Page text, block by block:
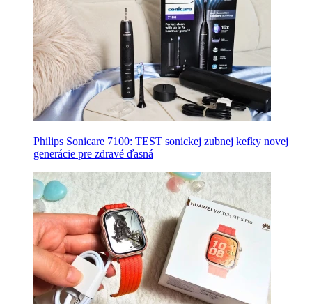
Philips Sonicare 7100: TEST sonickej zubnej kefky novej
generácie pre zdravé ďasná